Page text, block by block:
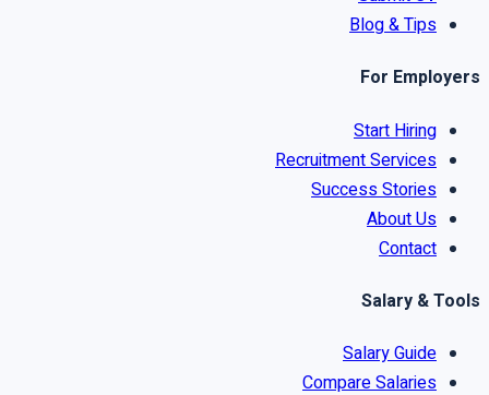
Blog & Tips
For Employers
Start Hiring
Recruitment Services
Success Stories
About Us
Contact
Salary & Tools
Salary Guide
Compare Salaries